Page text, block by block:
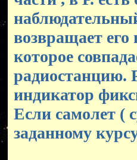
возвращает
которое
радиостанцию.
индикатор
Если самолет (
заданному